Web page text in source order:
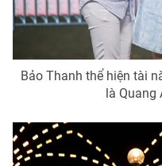
Ðiện thoại Thời báo VTV:
Email:
toasoan@vtv.vn
Liên hệ quảng cáo:024-
Bảo Thanh thể hiện tài
là Quang